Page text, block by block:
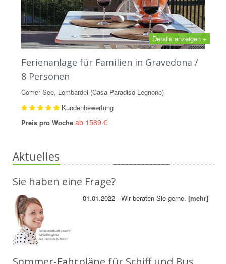
Details anzeigen +
Ferienanlage für Familien in Gravedona /
8 Personen
Comer See, Lombardei (Casa Paradiso Legnone)
Kundenbewertung
Preis pro Woche ab 1589 €
Aktuelles
Sie haben eine Frage?
01.01.2022 - Wir beraten Sie gerne.[mehr]